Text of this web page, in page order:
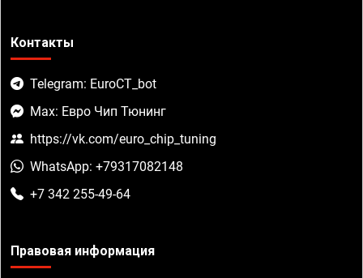
Контакты
Telegram: EuroCT_bot
Max: Евро Чип Тюнинг
https://vk.com/euro_chip_tuning
WhatsApp: +79317082148
+7 342 255-49-64
Правовая информация